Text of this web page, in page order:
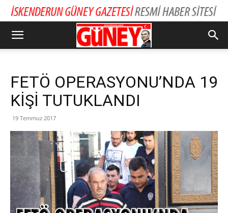
FETÖ OPERASYONU’NDA 19
KİŞİ TUTUKLANDI
19 Temmuz 2017